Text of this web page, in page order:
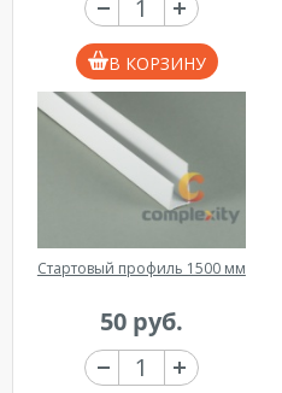
В КОРЗИНУ
Стартовый профиль 1500 мм
50 руб.